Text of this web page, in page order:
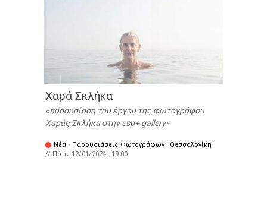
Χαρά Σκλήκα
παρουσίαση του έργου της φωτογράφου
Χαράς Σκλήκα στην esp+ gallery
Νέα · Παρουσιάσεις Φωτογράφων · Θεσσαλονίκη
// Πότε: 12/01/2024 - 19:00